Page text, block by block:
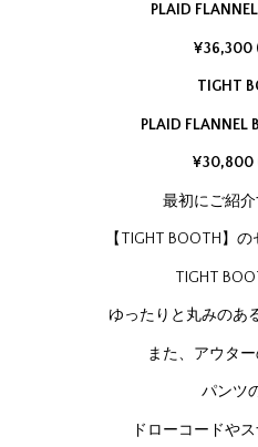
PLAID
¥36,300
TIGHT
PLAID FLANNEL
¥30,800
最初にご紹介
【TIGHT BOOTH】
TIGHT
ゆったりと丸みのあ
また、アウター
パンツ
ドローコードや